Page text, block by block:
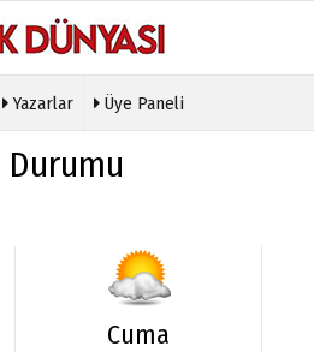
Yazarları
Galeri
Etkinlikler
Yazarlar Üye Paneli
Durumu
Cuma